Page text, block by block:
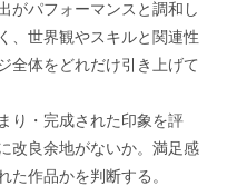
がパフォーマンスと調和し
、世界観やスキルと関連性
全体をどれだけ引き上げて
り・完成された印象を評
改良余地がないか。満足感
た作品かを判断する。